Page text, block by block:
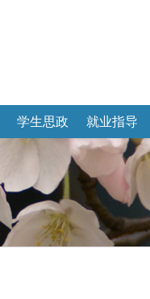
学生思政 就业指导